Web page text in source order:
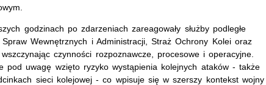
godzinach po zdarzeniach zareagowały służby podległe
Spraw Wewnętrznych i Administracji, Straż Ochrony Kolei oraz
czynności rozpoznawcze, procesowe i operacyjne.
pod uwagę wzięto ryzyko wystąpienia kolejnych ataków - także
sieci kolejowej - co wpisuje się w szerszy kontekst wojny